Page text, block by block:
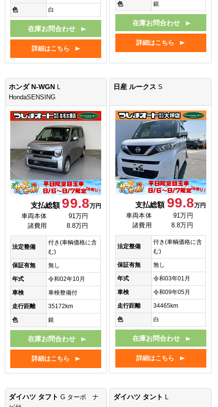
色
白
在庫お問合わせ
詳細はこちら
色
銀
在庫お問合わせ
詳細はこちら
ホンダ N-WGN L
HondaSENSING
支払総額 99.8万円
車両本体
91万円
諸費用
8.8万円
法定整備
付き(車輌価格に含
む)
保証有無
無し
年式
令和02年10月
車検
車検整備付
走行距離
35172km
色
銀
在庫お問合わせ
詳細はこちら
日産 ルークスS
支払総額 99.8万円
車両本体
91万円
諸費用
8.8万円
法定整備
付き(車輌価格に含
む)
保証有無
無し
年式
令和03年01月
車検
令和09年05月
走行距離
34465km
色
白
在庫お問合わせ
詳細はこちら
ダイハツ タフト G ターボ ナ
ダイハツ タント L